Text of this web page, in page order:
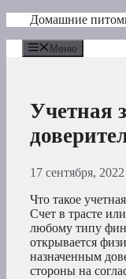
Перейти
содержимому
Домашние
Меню
Учетная
17 сентября, 2022
Что такое
Счет в трасте
любому типу
открывается
назначенным
стороны на